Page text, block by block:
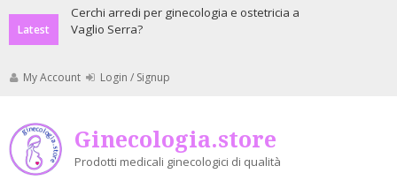
Skip
Latest
Cerchi arredi per ginecologia e ostetricia a
Vaglio Serra?
Cerchi apparecchiature per
My Account Login / Signup
Ginecologia.store
Prodotti medicali ginecologici di qualità